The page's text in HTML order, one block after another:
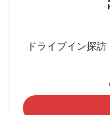
ドライブイン探